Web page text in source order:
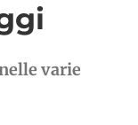
varie